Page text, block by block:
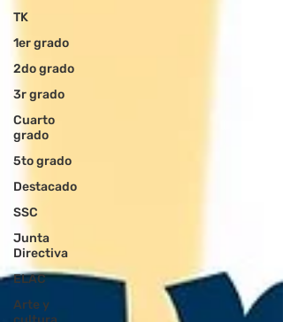
TK
1er grado
2do grado
3r grado
Cuarto
grado
5to grado
Destacado
SSC
Junta
Directiva
ELAC
Arte y